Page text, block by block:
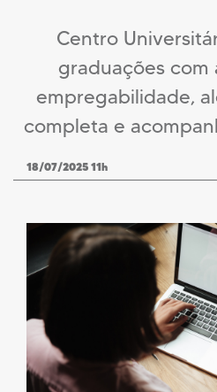
Centro
graduações com
empregabilidade,
completa e
18/07/2025 11h